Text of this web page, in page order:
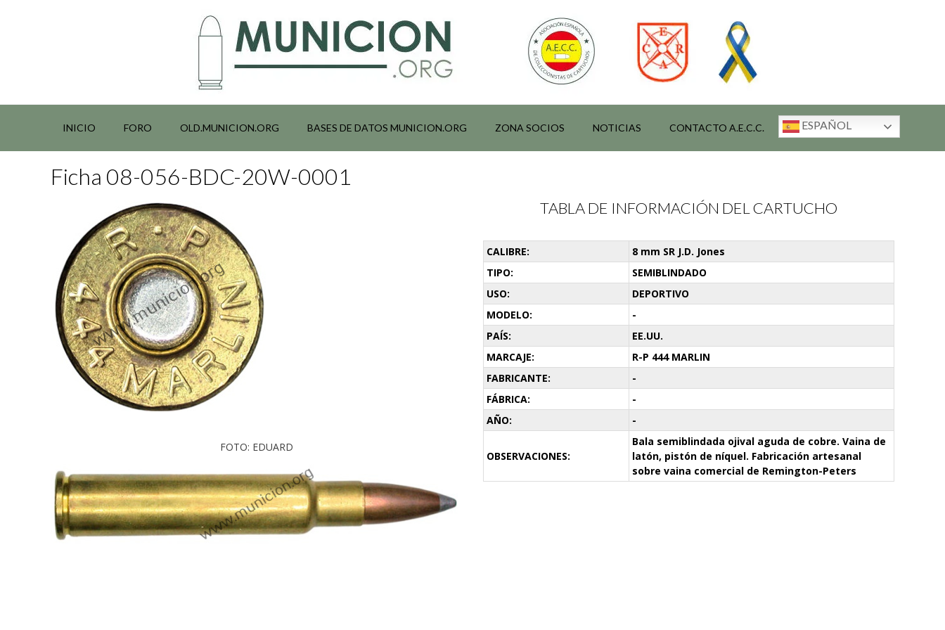
INICIO FORO OLD.MUNICION.ORG BASES DE DATOS MUNICION.ORG ZONA SOCIOS NOTICIAS CONTACTO A.E.C.C. ESPAÑOL
Ficha 08-056-BDC-20W-0001
FOTO: EDUARD
TABLA DE INFORMACIÓN DEL CARTUCHO
CALIBRE:
8 mm SR J.D. Jones
TIPO:
SEMIBLINDADO
USO:
DEPORTIVO
MODELO:
-
PAÍS:
EE.UU.
MARCAJE:
R-P 444 MARLIN
FABRICANTE:
-
FÁBRICA:
-
AÑO:
-
OBSERVACIONES:
Bala semiblindada ojival aguda de cobre. Vaina de
latón, pistón de níquel. Fabricación artesanal
sobre vaina comercial de Remington-Peters